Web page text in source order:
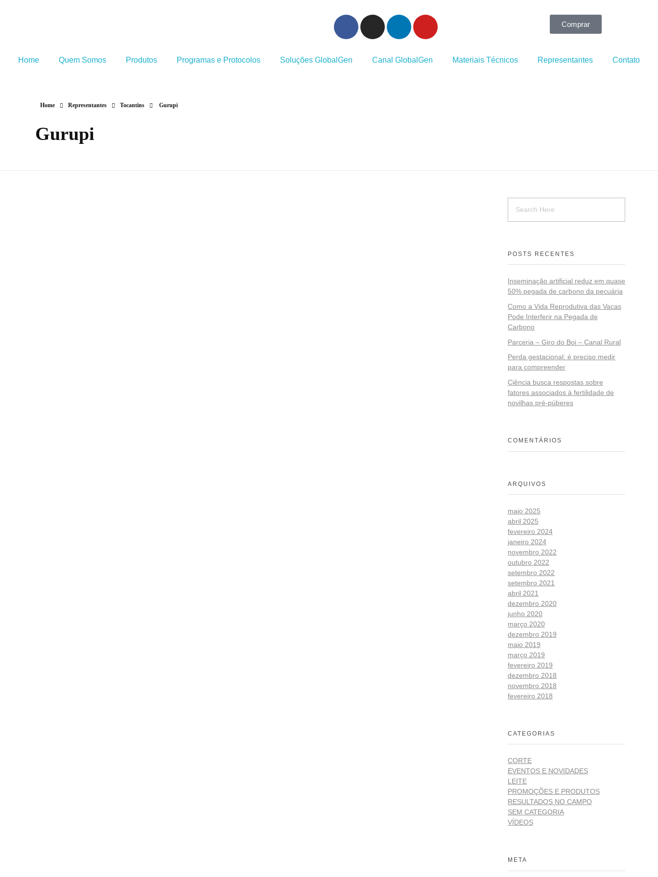
Comprar
Home Quem Somos Produtos Programas e Protocolos Soluções GlobalGen Canal GlobalGen Materiais Técnicos Representantes Contato
Home Representantes Tocantins Gurupi
Gurupi
POSTS RECENTES
Inseminação artificial reduz em quase
50% pegada de carbono da pecuária
Como a Vida Reprodutiva das Vacas
Pode Interferir na Pegada de
Carbono
Parceria – Giro do Boi – Canal Rural
Perda gestacional: é preciso medir
para compreender
Ciência busca respostas sobre
fatores associados à fertilidade de
novilhas pré-púberes
COMENTÁRIOS
ARQUIVOS
maio 2025
abril 2025
fevereiro 2024
janeiro 2024
novembro 2022
outubro 2022
setembro 2022
setembro 2021
abril 2021
dezembro 2020
junho 2020
março 2020
dezembro 2019
maio 2019
março 2019
fevereiro 2019
dezembro 2018
novembro 2018
fevereiro 2018
CATEGORIAS
CORTE
EVENTOS E NOVIDADES
LEITE
PROMOÇÕES E PRODUTOS
RESULTADOS NO CAMPO
SEM CATEGORIA
VÍDEOS
META